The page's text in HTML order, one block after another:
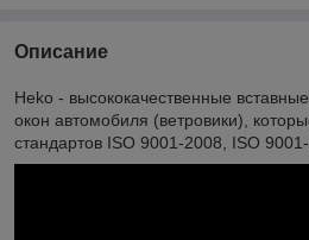
Описание
Heko - высококачественные
окон автомобиля (ветровики),
стандартов ISO 9001-2008, ISO